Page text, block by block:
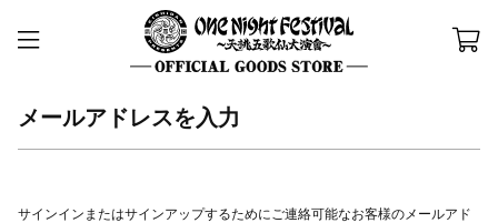
メールアドレスを入力
サインインまたはサインアップするためにご連絡可能なお客様のメールアド